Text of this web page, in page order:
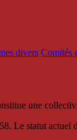
divers Comités
une
Le statut actuel